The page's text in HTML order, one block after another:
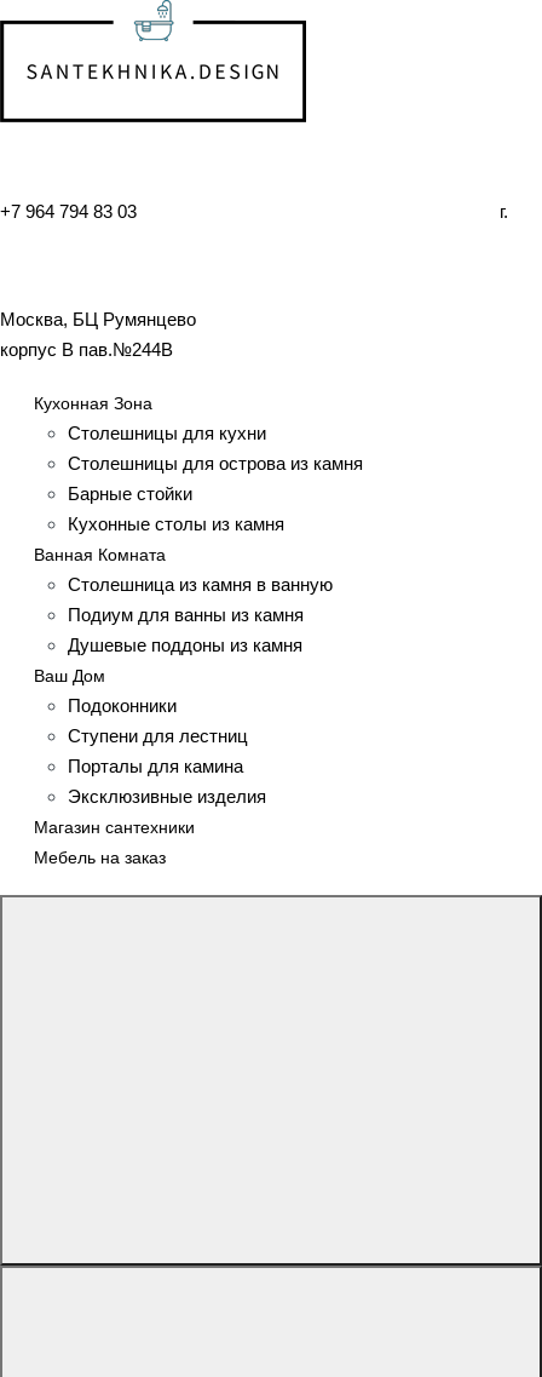
+7 964 794 83 03 г.
Москва, БЦ Румянцево
корпус B пав.№244B
Кухонная Зона
Столешницы для кухни
Столешницы для острова из камня
Барные стойки
Кухонные столы из камня
Ванная Комната
Столешница из камня в ванную
Подиум для ванны из камня
Душевые поддоны из камня
Ваш Дом
Подоконники
Ступени для лестниц
Порталы для камина
Эксклюзивные изделия
Магазин сантехники
Мебель на заказ